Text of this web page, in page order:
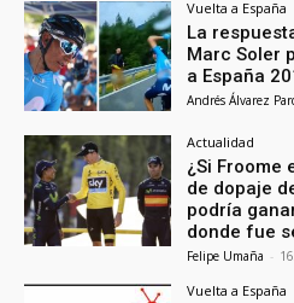
Vuelta a España
La
Marc Soler
a España
Andrés Álvarez
Actualidad
¿Si Froome
de dopaje
podría
donde fue
Felipe Umaña -
Vuelta a España